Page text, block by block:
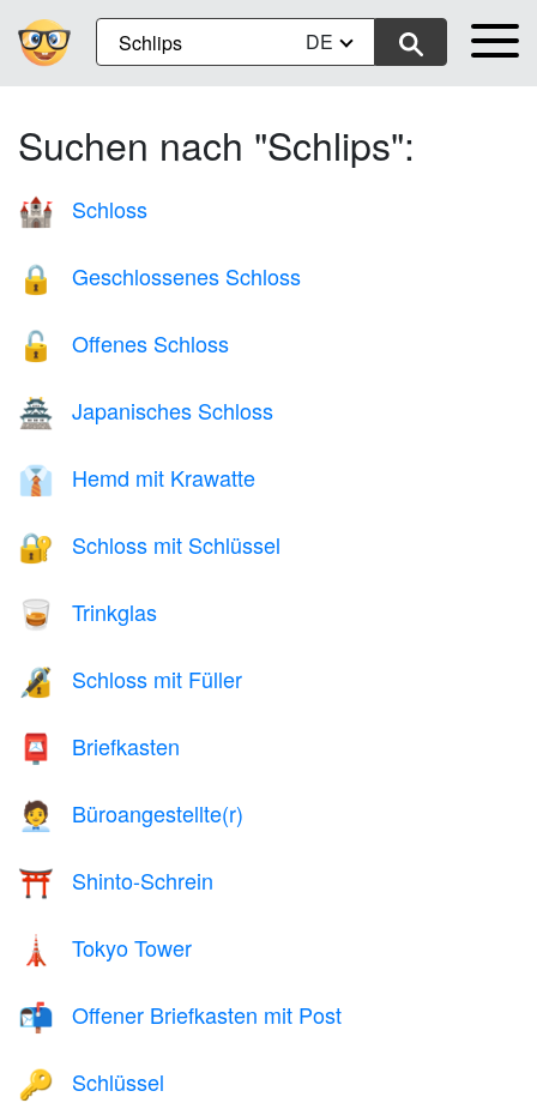
DE
Suchen nach "Schlips":
🏰 Schloss
🔒 Geschlossenes Schloss
🔓 Offenes Schloss
🏯 Japanisches Schloss
👔 Hemd mit Krawatte
🔐 Schloss mit Schlüssel
🥃 Trinkglas
🔏 Schloss mit Füller
📮 Briefkasten
🧑‍💼 Büroangestellte(r)
⛩️ Shinto-Schrein
🗼 Tokyo Tower
📬 Offener Briefkasten mit Post
🔑 Schlüssel